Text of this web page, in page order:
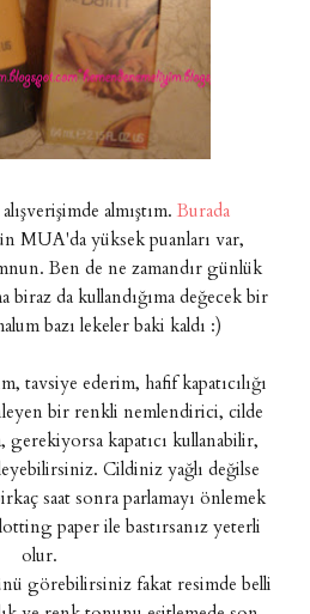
almıştım.Burada
MUA'da yüksek puanları var,
Ben de ne zamandır günlük
biraz da kullandığıma değecek bir
bazı lekeler baki kaldı :)
tavsiye ederim, hafif kapatıcılığı
bir renkli nemlendirici, cilde
kapatıcı kullanabilir,
Cildiniz yağlı değilse
saat sonra parlamayı önlemek
paper ile bastırsanız yeterli
olur.
görebilirsiniz fakat resimde belli